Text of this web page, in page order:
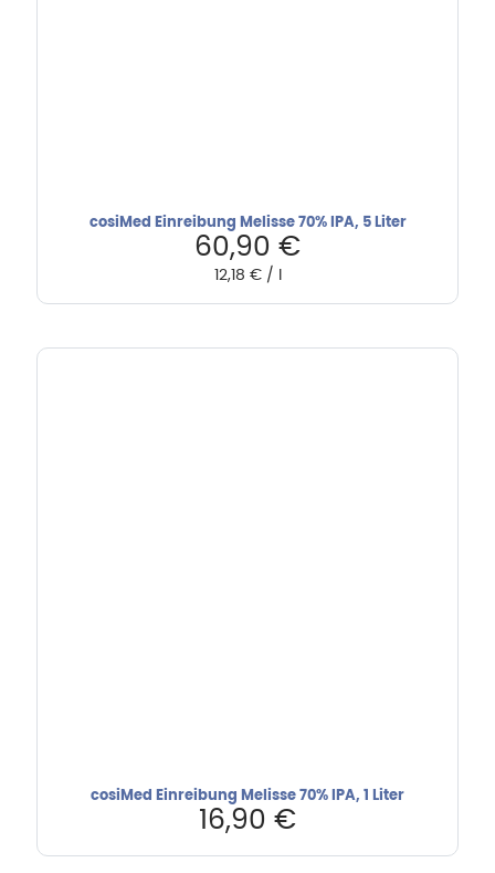
cosiMed Einreibung Melisse 70% IPA, 5 Liter
60,90 €
12,18 €/
cosiMed Einreibung Melisse 70% IPA, 1 Liter
16,90 €